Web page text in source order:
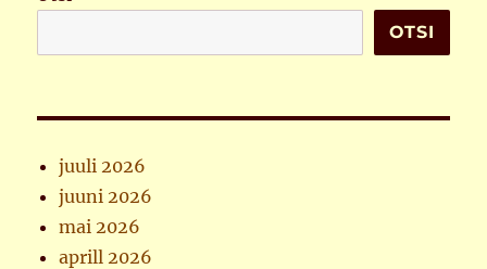
OTSI
juuli 2026
juuni 2026
mai 2026
aprill 2026